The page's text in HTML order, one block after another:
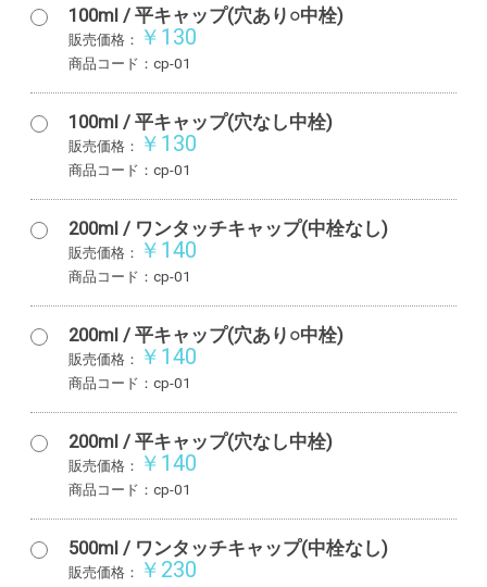
100ml / 平キャップ(穴あり○中栓)
販売価格： ￥130
商品コード：cp-01
100ml / 平キャップ(穴なし中栓)
販売価格： ￥130
商品コード：cp-01
200ml / ワンタッチキャップ(中栓なし)
販売価格： ￥140
商品コード：cp-01
200ml / 平キャップ(穴あり○中栓)
販売価格： ￥140
商品コード：cp-01
200ml / 平キャップ(穴なし中栓)
販売価格： ￥140
商品コード：cp-01
500ml / ワンタッチキャップ(中栓なし)
販売価格： ￥230